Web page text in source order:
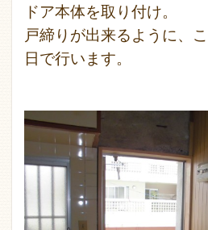
ドア本体を取り付け。
戸締りが出来るように、
日で行います。